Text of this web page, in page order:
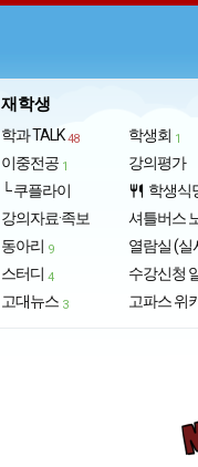
재학생
학과 TALK 48
이중전공 1
└ 쿠플라이
강의자료·족보
동아리 9
스터디 4
고대뉴스 3
학생회 1
강의평가
restaurant 학생식
셔틀버스
열람실 (실
수강신청
고파스 위